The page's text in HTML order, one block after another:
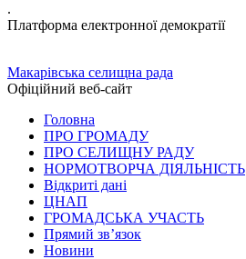
.
Платформа електронної демократії
Макарівська селищна рада
Офіційний веб-сайт
Головна
ПРО ГРОМАДУ
ПРО СЕЛИЩНУ РАДУ
НОРМОТВОРЧА ДІЯЛЬНІСТЬ
Відкриті дані
ЦНАП
ГРОМАДСЬКА УЧАСТЬ
Прямий зв’язок
Новини